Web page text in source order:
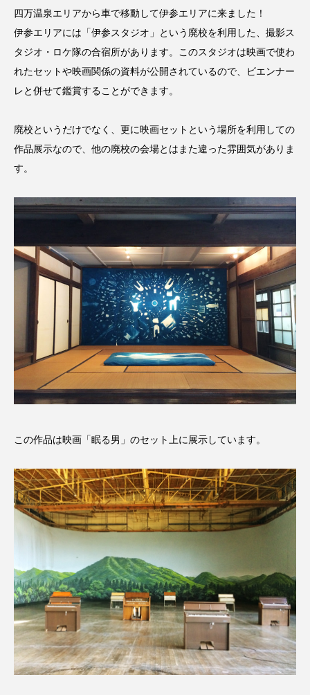
草津 草津温泉 草津町 藤岡市
観光地 赤城 長野原町 館林市
四万温泉エリアから車で移動して伊参エリアに来ました！
伊参エリアには「伊参スタジオ」という廃校を利用した、撮影ス
タジオ・ロケ隊の合宿所があります。このスタジオは映画で使わ
れたセットや映画関係の資料が公開されているので、ビエンナー
レと併せて鑑賞することができます。
廃校というだけでなく、更に映画セットという場所を利用しての
作品展示なので、他の廃校の会場とはまた違った雰囲気がありま
す。
この作品は映画「眠る男」のセット上に展示しています。